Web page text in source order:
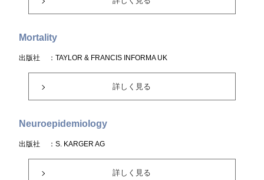
Mortality
出版社 ：TAYLOR & FRANCIS INFORMA UK
詳しく見る
Neuroepidemiology
出版社 ：S. KARGER AG
詳しく見る